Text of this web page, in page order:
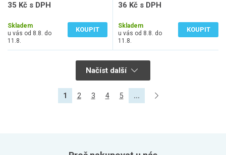
35 Kč s DPH
Skladem
u vás od 8.8. do
11.8.
KOUPIT
36 Kč s DPH
Skladem
u vás od 8.8. do
11.8.
KOUPIT
Načíst další
1 2 3 4 5 ...